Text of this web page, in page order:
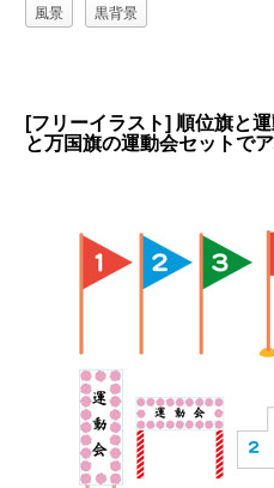
風景 黒背景
[フリーイラスト] 順位旗と
と万国旗の運動会セットで